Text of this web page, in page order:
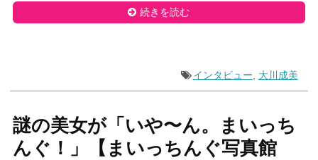
続きを読む
インタビュー 大川成美
謎の美女が「いや〜ん。まいっち
んぐ！」【まいっちんぐ写真館